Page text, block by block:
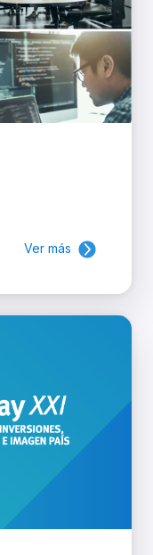
Ver más